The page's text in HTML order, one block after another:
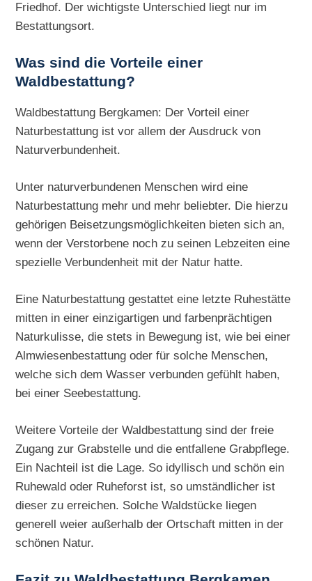
Friedhof. Der wichtigste Unterschied liegt nur im
Bestattungsort.
Was sind die Vorteile einer
Waldbestattung?
Waldbestattung Bergkamen: Der Vorteil einer
Naturbestattung ist vor allem der Ausdruck von
Naturverbundenheit.
Unter naturverbundenen Menschen wird eine
Naturbestattung mehr und mehr beliebter. Die hierzu
gehörigen Beisetzungsmöglichkeiten bieten sich an,
wenn der Verstorbene noch zu seinen Lebzeiten eine
spezielle Verbundenheit mit der Natur hatte.
Eine Naturbestattung gestattet eine letzte Ruhestätte
mitten in einer einzigartigen und farbenprächtigen
Naturkulisse, die stets in Bewegung ist, wie bei einer
Almwiesenbestattung oder für solche Menschen,
welche sich dem Wasser verbunden gefühlt haben,
bei einer Seebestattung.
Weitere Vorteile der Waldbestattung sind der freie
Zugang zur Grabstelle und die entfallene Grabpflege.
Ein Nachteil ist die Lage. So idyllisch und schön ein
Ruhewald oder Ruheforst ist, so umständlicher ist
dieser zu erreichen. Solche Waldstücke liegen
generell weier außerhalb der Ortschaft mitten in der
schönen Natur.